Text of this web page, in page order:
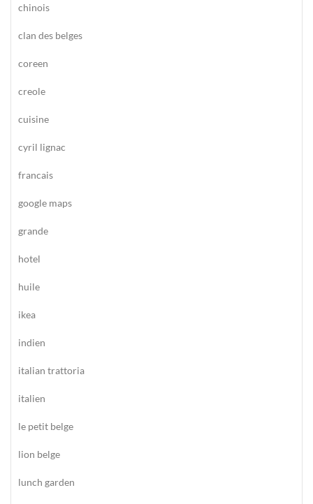
chinois
clan des belges
coreen
creole
cuisine
cyril lignac
francais
google maps
grande
hotel
huile
ikea
indien
italian trattoria
italien
le petit belge
lion belge
lunch garden